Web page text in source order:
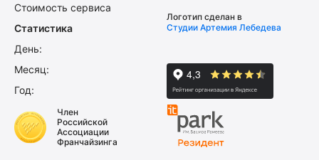
Стоимость сервиса
Статистика
День:
Месяц:
Год:
Логотип сделан в
Студии Артемия Лебедева
Член
Российской
Ассоциации
Франчайзинга